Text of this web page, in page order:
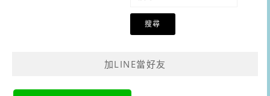
關
加LINE當好友